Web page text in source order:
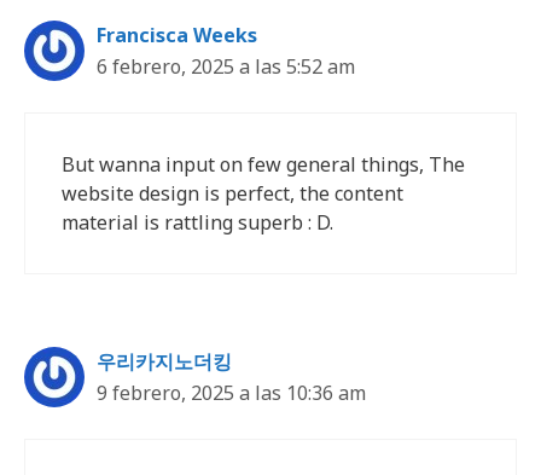
Francisca Weeks
6 febrero, 2025 a las 5:52 am
But wanna input on few general things, The
website design is perfect, the content
material is rattling superb : D.
우리카지노더킹
9 febrero, 2025 a las 10:36 am